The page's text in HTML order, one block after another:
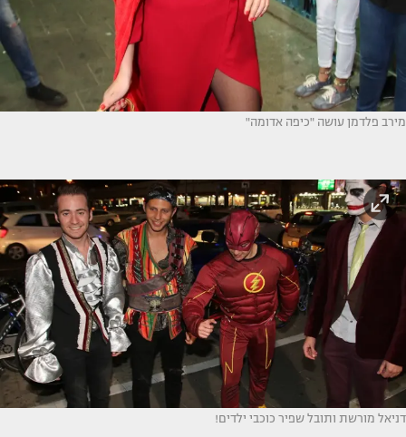
מירב פלדמן עושה "כיפה אדומה"
דניאל מורשת ותובל שפיר כוכבי ילדים!